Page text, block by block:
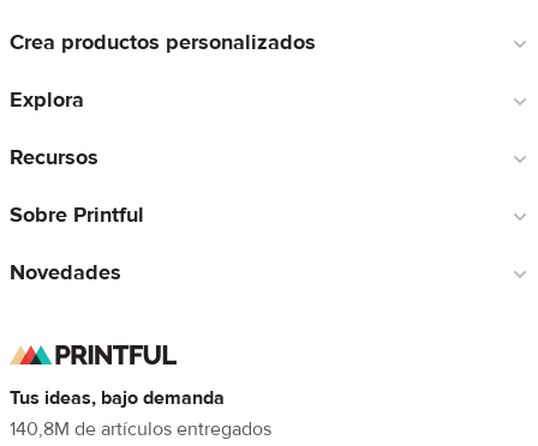
pie
página
Crea productos personalizados
Explora
Recursos
Sobre Printful
Novedades
Tus ideas, bajo demanda
140,8M de artículos entregados